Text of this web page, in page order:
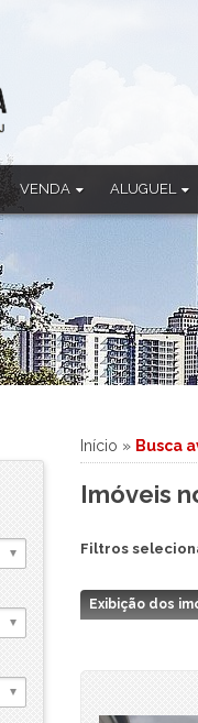
VENDA
Casa Comercial
Casa em Condomínio
Chácara
Cobertura Duplex
Sala Comercial
Sobrado em Condomínio
Terreno em Condomínio
ALUGUEL
Casa
Casa em
Ponto
Sala
Início » Busca
Imóveis
Filtros
Exibição dos